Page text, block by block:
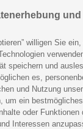
verschenken
verschenken
verschenken
und
willigen Sie
speichern und
es,
und Nutzung
um ein
oder Funktionen
Interessen